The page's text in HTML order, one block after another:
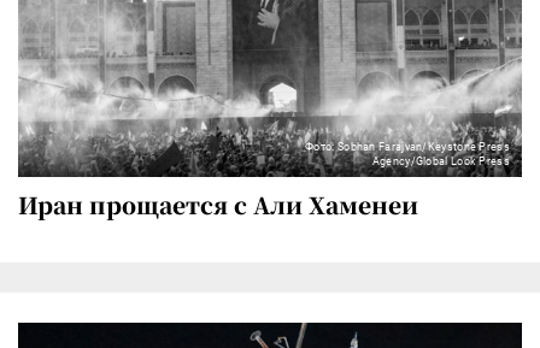
Фото: Sobhan Farajvan/Keystone Press
Agency/Global Look Press
Иран прощается с Али Хаменеи